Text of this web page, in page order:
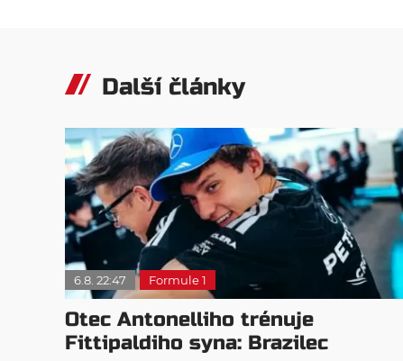
Další články
6.8. 22:47 Formule 1
Otec Antonelliho trénuje
Fittipaldiho syna: Brazilec